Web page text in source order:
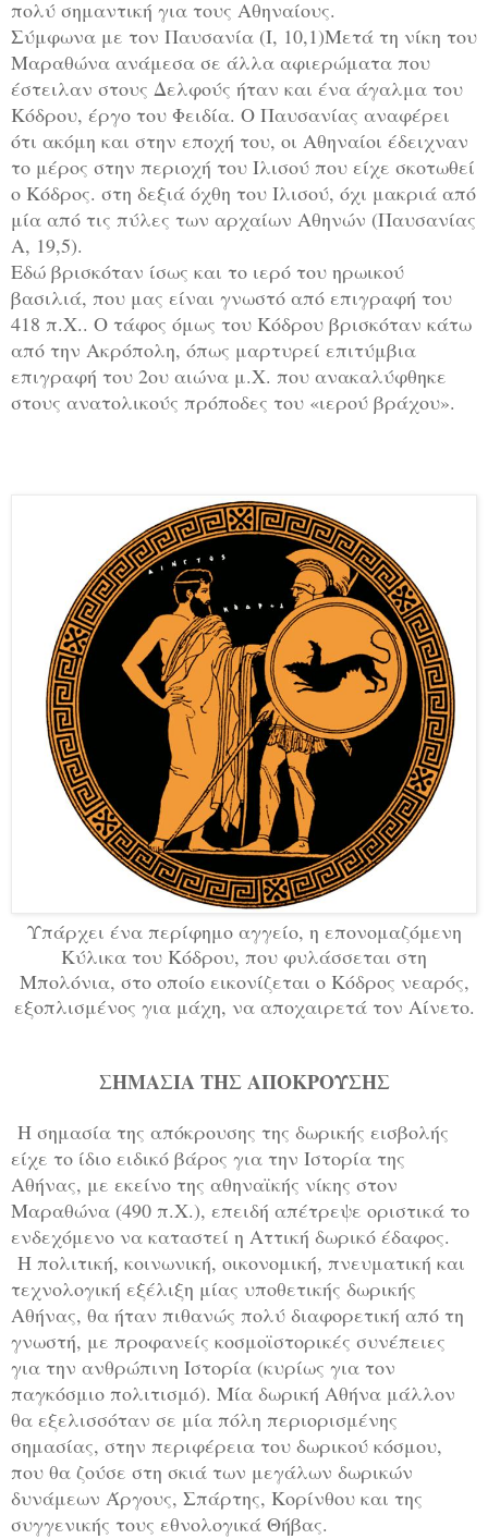
πολύ σημαντική για τους Αθηναίους.
Σύμφωνα με τον Παυσανία (Ι, 10,1)Μετά τη νίκη του
Μαραθώνα ανάμεσα σε άλλα αφιερώματα που
έστειλαν στους Δελφούς ήταν και ένα άγαλμα του
Κόδρου, έργο του Φειδία. Ο Παυσανίας αναφέρει
ότι ακόμη και στην εποχή του, οι Αθηναίοι έδειχναν
το μέρος στην περιοχή του Ιλισού που είχε σκοτωθεί
ο Κόδρος. στη δεξιά όχθη του Ιλισού, όχι μακριά από
μία από τις πύλες των αρχαίων Αθηνών (Παυσανίας
Α, 19,5).
Εδώ βρισκόταν ίσως και το ιερό του ηρωικού
βασιλιά, που μας είναι γνωστό από επιγραφή του
418 π.Χ.. Ο τάφος όμως του Κόδρου βρισκόταν κάτω
από την Ακρόπολη, όπως μαρτυρεί επιτύμβια
επιγραφή του 2ου αιώνα μ.Χ. που ανακαλύφθηκε
στους ανατολικούς πρόποδες του «ιερού βράχου».
Υπάρχει ένα περίφημο αγγείο, η επονομαζόμενη
Κύλικα του Κόδρου, που φυλάσσεται στη
Μπολόνια, στο οποίο εικονίζεται ο Κόδρος νεαρός,
εξοπλισμένος για μάχη, να αποχαιρετά τον Αίνετο.
ΣΗΜΑΣΙΑ ΤΗΣ ΑΠΟΚΡΟΥΣΗΣ
Η σημασία της απόκρουσης της δωρικής εισβολής
είχε το ίδιο ειδικό βάρος για την Ιστορία της
Αθήνας, με εκείνο της αθηναϊκής νίκης στον
Μαραθώνα (490 π.Χ.), επειδή απέτρεψε οριστικά το
ενδεχόμενο να καταστεί η Αττική δωρικό έδαφος.
Η πολιτική, κοινωνική, οικονομική, πνευματική και
τεχνολογική εξέλιξη μίας υποθετικής δωρικής
Αθήνας, θα ήταν πιθανώς πολύ διαφορετική από τη
γνωστή, με προφανείς κοσμοϊστορικές συνέπειες
για την ανθρώπινη Ιστορία (κυρίως για τον
παγκόσμιο πολιτισμό). Μία δωρική Αθήνα μάλλον
θα εξελισσόταν σε μία πόλη περιορισμένης
σημασίας, στην περιφέρεια του δωρικού κόσμου,
που θα ζούσε στη σκιά των μεγάλων δωρικών
δυνάμεων Άργους, Σπάρτης, Κορίνθου και της
συγγενικής τους εθνολογικά Θήβας.